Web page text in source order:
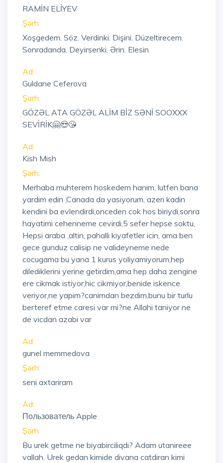
RAMİN ELİYEV
Şərh:
Xoşgedem. Söz. Verdinki. Dişini. Düzeltirecem.
Sonradanda. Deyirsenki. Ərin. Elesin
Ad:
Guldane Ceferova
Şərh:
GÖZƏL ATA GÖZƏL ALİM BİZ SƏNİ SOOXXX
SEVİRİK🤗😍😘
Ad:
Kish Mish
Şərh:
Merhaba muhterem hoskedem hanim, lutfen bana
yardim edin ,Canada da yasiyorum, azeri kadin
kendini ba evlendirdi,onceden cok hos biriydi,sonra
hayatimi cehenneme cevirdi,5 sefer hepse soktu,
Hepsi araba ,altin, pahalli kiyafetler icin, ama ben
gece gunduz calisip ne valideyneme nede
cocugama bu yana 1 kurus yoliyamiyorum,hep
dilediklerini yerine getirdim,ama hep daha zengine
ere cikmak istiyor,hic cikmiyor,benide iskence
veriyor,ne yapim?canimdan bezdim,bunu bir turlu
berteref etme caresi var mi?ne Allahi taniyor ne
de vicdan azabi var
Ad:
gunel memmedova
Şərh:
seni axtariram
Ad:
Пользователь Apple
Şərh:
Bu urek getme ne biyabirciliqdi? Adam utanireee
vallah. Urek gedan kimide divana catdiran kimi